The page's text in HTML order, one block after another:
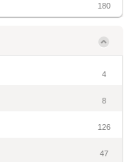
180
4
8
126
47